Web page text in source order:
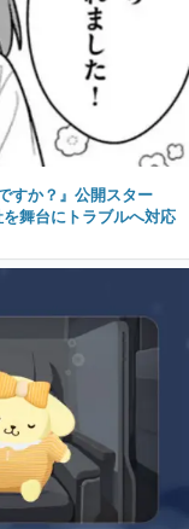
すか？』公開スター
舞台にトラブルへ対応